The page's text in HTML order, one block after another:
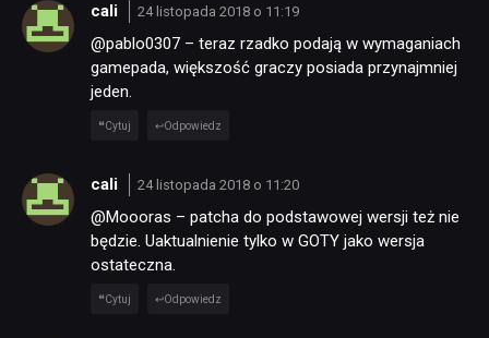
cali 24 listopada 2018 o 11:19
@pablo0307 – teraz rzadko podają w wymaganiach
gamepada, większość graczy posiada przynajmniej
jeden.
Cytuj Odpowiedz
cali 24 listopada 2018 o 11:20
@Moooras – patcha do podstawowej wersji też nie
będzie. Uaktualnienie tylko w GOTY jako wersja
ostateczna.
Cytuj Odpowiedz